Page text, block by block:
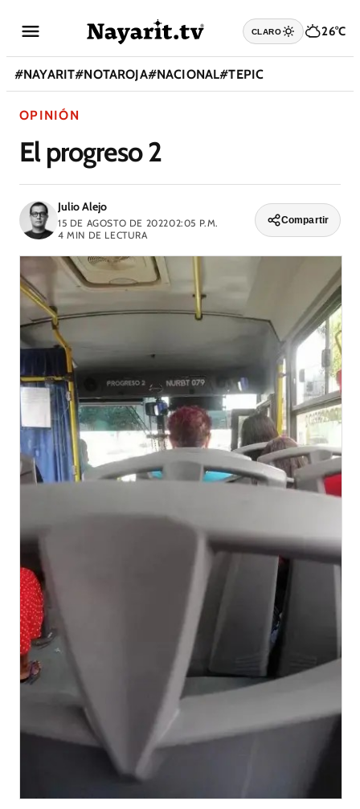
CLARO 26°C
#NAYARIT#NOTAROJA#NACIONAL#TEPIC
OPINIÓN
El progreso 2
Julio Alejo
15 DE AGOSTO DE 202202:05 P.M.
4 MIN DE LECTURA
Compartir